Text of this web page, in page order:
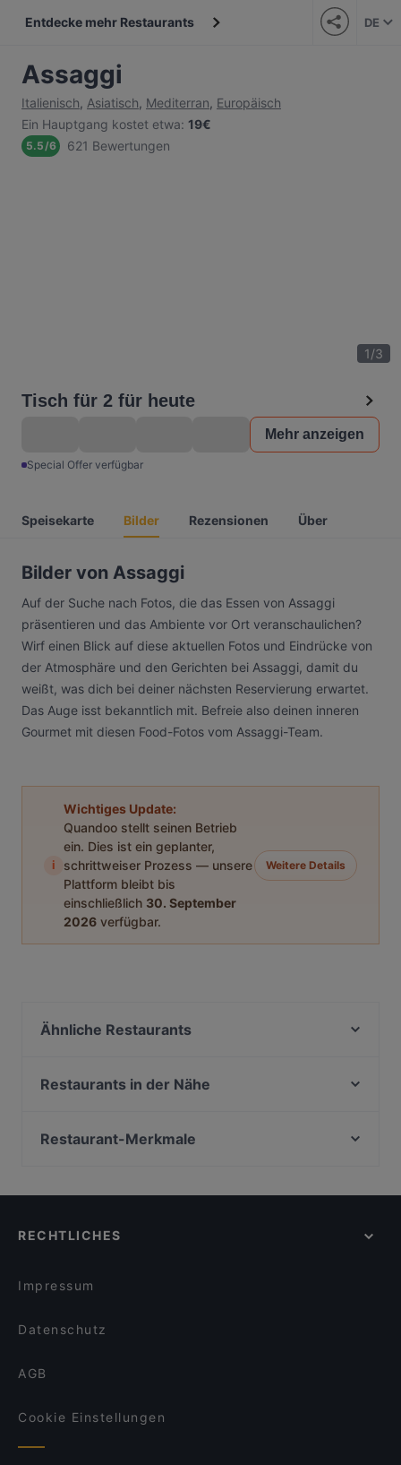
Entdecke mehr Restaurants DE
Assaggi
Italienisch, Asiatisch, Mediterran, Europäisch
Ein Hauptgang kostet etwa: 19€
5.5/6 621 Bewertungen
1/3
Tisch für 2 für heute
Mehr anzeigen
Special Offer verfügbar
Speisekarte Bilder Rezensionen Über
Bilder von Assaggi
Auf der Suche nach Fotos, die das Essen von Assaggi
präsentieren und das Ambiente vor Ort veranschaulichen?
Wirf einen Blick auf diese aktuellen Fotos und Eindrücke von
der Atmosphäre und den Gerichten bei Assaggi, damit du
weißt, was dich bei deiner nächsten Reservierung erwartet.
Das Auge isst bekanntlich mit. Befreie also deinen inneren
Gourmet mit diesen Food-Fotos vom Assaggi-Team.
i
Wichtiges Update:
Quandoo stellt seinen Betrieb
ein. Dies ist ein geplanter,
schrittweiser Prozess — unsere
Plattform bleibt bis
einschließlich 30. September
2026 verfügbar.
Weitere Details
Ähnliche Restaurants
Trattoria Amalfi
Restaurant Juliette
Art & Sip Lounge
Restaurants in der Nähe
Goldhorn Beefclub
The Taste! Zehlendorf
Il Porto
Restaurant-Merkmale
Restaurants mit Business Lunch in Potsdam
RECHTLICHES
Impressum
Datenschutz
AGB
Cookie Einstellungen